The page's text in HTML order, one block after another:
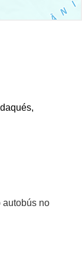
autobús no